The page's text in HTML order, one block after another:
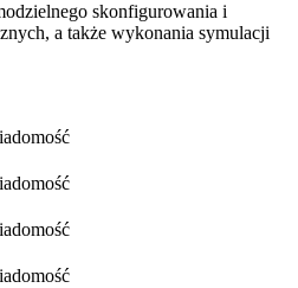
skonfigurowania i
a także wykonania symulacji